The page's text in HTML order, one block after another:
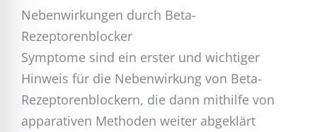
Nebenwirkungen durch Beta-
Rezeptorenblocker
Symptome sind ein erster und wichtiger
Hinweis für die Nebenwirkung von Beta-
Rezeptorenblockern, die dann mithilfe von
apparativen Methoden weiter abgeklärt